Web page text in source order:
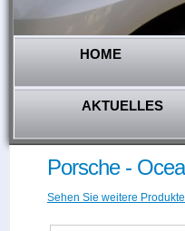
HOME
AKTUELLES
Porsche -
Sehen Sie weitere